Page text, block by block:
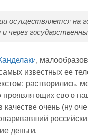
осуществляется на
и через
,
известных ее
растворились,
проявляющих свою
очень (ну
деньги.